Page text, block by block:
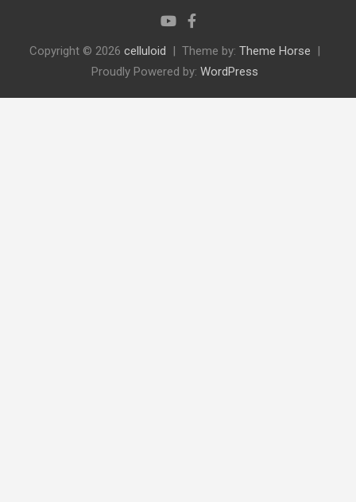
Copyright © 2026 celluloid Theme by: Theme Horse
Proudly Powered by: WordPress